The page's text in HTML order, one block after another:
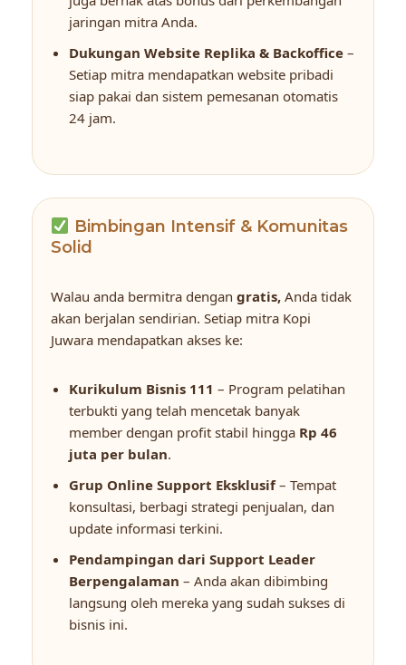
jaringan mitra Anda.
Dukungan Website Replika & Backoffice –
Setiap mitra mendapatkan website pribadi
siap pakai dan sistem pemesanan otomatis
24 jam.
Bimbingan Intensif & Komunitas
Solid
Walau anda bermitra dengan gratis, Anda tidak
akan berjalan sendirian. Setiap mitra Kopi
Juwara mendapatkan akses ke:
Kurikulum Bisnis 111 – Program pelatihan
terbukti yang telah mencetak banyak
member dengan profit stabil hingga Rp 46
juta per bulan.
Grup Online Support Eksklusif– Tempat
konsultasi, berbagi strategi penjualan, dan
update informasi terkini.
Pendampingan dari Support Leader
Berpengalaman – Anda akan dibimbing
langsung oleh mereka yang sudah sukses di
bisnis ini.